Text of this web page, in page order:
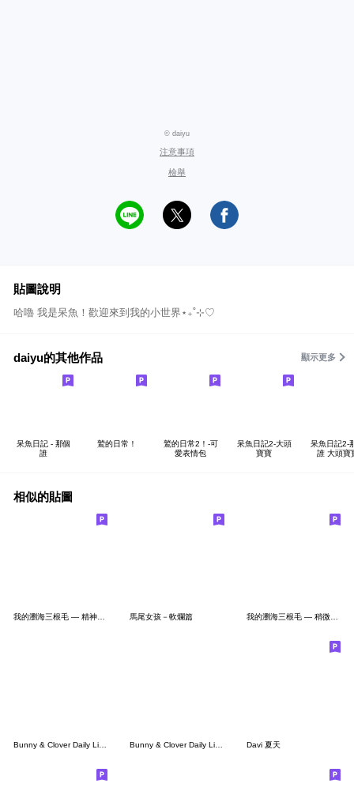
© daiyu
注意事項
檢舉
貼圖說明
哈嚕 我是呆魚！歡迎來到我的小世界⋆₊˚⊹♡
daiyu的其他作品 顯示更多
呆魚日記 - 那個
誰
鷲的日常！
鷲的日常2！-可
愛表情包
呆魚日記2-大頭
寶寶
呆魚日記2-
誰 大頭寶
相似的貼圖
我的瀏海三根毛 — 精神狀態篇 馬尾女孩－軟爛篇 我的瀏海三根毛 — 稍微實用一點篇
Davi 夏天